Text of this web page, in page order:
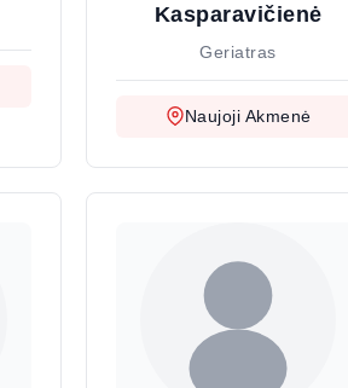
Kasparavičienė
Geriatras
Naujoji Akmenė